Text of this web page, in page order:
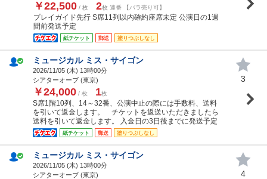
￥22,500 / 枚 2枚 連番 【バラ売り可】
プレイガイド先行 S席11列以内確約座席未定 公演日の1週
間前発送予定
紙チケット 郵送 塗りつぶしなし
ミュージカル ミス・サイゴン
2026/11/05 (木) 13時00分
シアターオーブ (東京)
￥24,000 / 枚 1枚
S席1階10列、14～32番、公演中止の際には手数料、送料
を引いて返金します。 チケットを返送いただきましたら
送料を引いて返金します。 入金日の3日後までに発送予定
紙チケット 郵送 塗りつぶしなし
3
ミュージカル ミス・サイゴン
2026/11/05 (木) 13時00分
シアターオーブ (東京)
4